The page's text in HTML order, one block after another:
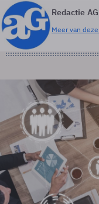
Redactie
Meer van